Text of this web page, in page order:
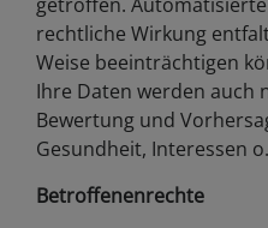
rechtliche Wirkung
Weise beeinträchtigen
Ihre Daten werden
Bewertung und
Gesundheit, Interessen
Betroffenenrechte